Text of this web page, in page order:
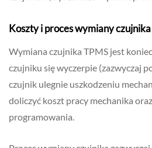
Koszty i proces wymiany
Wymiana czujnika TPMS jest
czujniku się wyczerpie (zazwyczaj
czujnik ulegnie uszkodzeniu
doliczyć koszt pracy mechanika
programowania.